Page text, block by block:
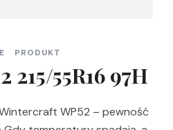
PRODUKT
215/55R16 97H
WP52 – pewność